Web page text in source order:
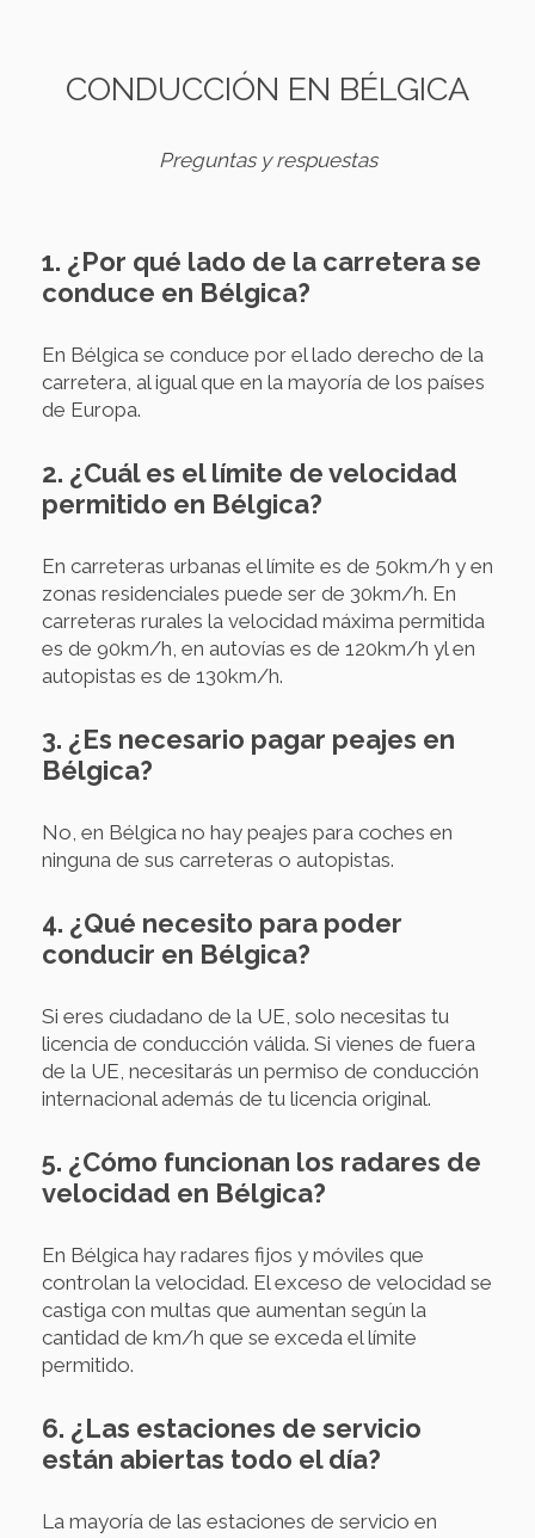
CONDUCCIÓN EN BÉLGICA
Preguntas y respuestas
1. ¿Por qué lado de la carretera se
conduce en Bélgica?
En Bélgica se conduce por el lado derecho de la
carretera, al igual que en la mayoría de los países
de Europa.
2. ¿Cuál es el límite de velocidad
permitido en Bélgica?
En carreteras urbanas el límite es de 50km/h y en
zonas residenciales puede ser de 30km/h. En
carreteras rurales la velocidad máxima permitida
es de 90km/h, en autovías es de 120km/h yl en
autopistas es de 130km/h.
3. ¿Es necesario pagar peajes en
Bélgica?
No, en Bélgica no hay peajes para coches en
ninguna de sus carreteras o autopistas.
4. ¿Qué necesito para poder
conducir en Bélgica?
Si eres ciudadano de la UE, solo necesitas tu
licencia de conducción válida. Si vienes de fuera
de la UE, necesitarás un permiso de conducción
internacional además de tu licencia original.
5. ¿Cómo funcionan los radares de
velocidad en Bélgica?
En Bélgica hay radares fijos y móviles que
controlan la velocidad. El exceso de velocidad se
castiga con multas que aumentan según la
cantidad de km/h que se exceda el límite
permitido.
6. ¿Las estaciones de servicio
están abiertas todo el día?
La mayoría de las estaciones de servicio en